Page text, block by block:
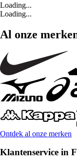
Loading...
Loading...
Al onze
Ontdek al onze merken
Klantenservice in